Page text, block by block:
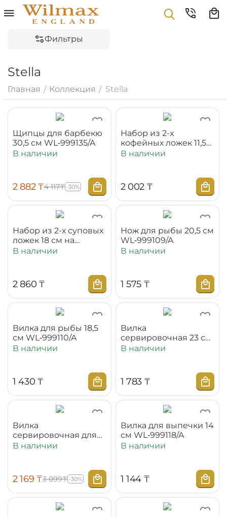
Фильтры
Stella
Главная / Коллекция / Stella
Щипцы для барбекю
30,5 см WL‑999135/A
В наличии
2 882 ₸4 117₸ -30%
Набор из 2-х
кофейных ложек 11,5
см на блистере
В наличии
2 002 ₸
Набор из 2-х суповыx
ложек 18 см на
блистере
В наличии
2 860 ₸
Нож для рыбы 20,5 см
WL‑999109/A
В наличии
1 575 ₸
Вилка для рыбы 18,5
см WL‑999110/A
В наличии
1 430 ₸
Вилка
сервировочная 23 см
WL‑999111/A
В наличии
1 783 ₸
Вилка
сервировочная для
рыбы 26,5 см
В наличии
2 169 ₸3 099₸ -30%
Вилка для выпечки 14
см WL‑999118/A
В наличии
1 144 ₸